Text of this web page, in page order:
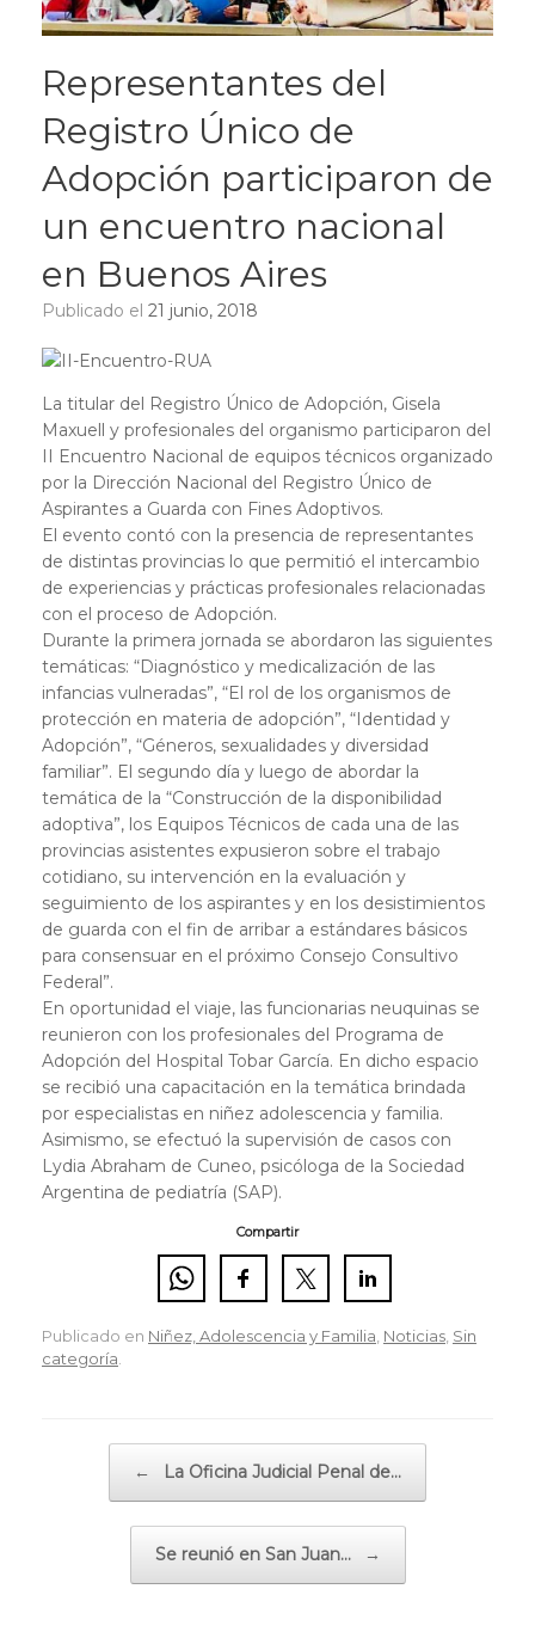
Representantes del
Registro Único de
Adopción participaron de
un encuentro nacional
en Buenos Aires
Publicado el 21 junio, 2018
La titular del Registro Único de Adopción, Gisela
Maxuell y profesionales del organismo participaron del
II Encuentro Nacional de equipos técnicos organizado
por la Dirección Nacional del Registro Único de
Aspirantes a Guarda con Fines Adoptivos.
El evento contó con la presencia de representantes
de distintas provincias lo que permitió el intercambio
de experiencias y prácticas profesionales relacionadas
con el proceso de Adopción.
Durante la primera jornada se abordaron las siguientes
temáticas: “Diagnóstico y medicalización de las
infancias vulneradas”, “El rol de los organismos de
protección en materia de adopción”, “Identidad y
Adopción”, “Géneros, sexualidades y diversidad
familiar”. El segundo día y luego de abordar la
temática de la “Construcción de la disponibilidad
adoptiva”, los Equipos Técnicos de cada una de las
provincias asistentes expusieron sobre el trabajo
cotidiano, su intervención en la evaluación y
seguimiento de los aspirantes y en los desistimientos
de guarda con el fin de arribar a estándares básicos
para consensuar en el próximo Consejo Consultivo
Federal”.
En oportunidad el viaje, las funcionarias neuquinas se
reunieron con los profesionales del Programa de
Adopción del Hospital Tobar García. En dicho espacio
se recibió una capacitación en la temática brindada
por especialistas en niñez adolescencia y familia.
Asimismo, se efectuó la supervisión de casos con
Lydia Abraham de Cuneo, psicóloga de la Sociedad
Argentina de pediatría (SAP).
Compartir
Publicado en Niñez, Adolescencia y Familia Noticias Sin
categoría
← La Oficina Judicial Penal de…
Se reunió en San Juan… →